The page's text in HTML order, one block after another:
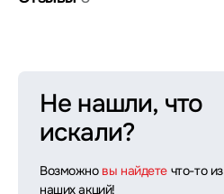
Не нашли, что
искали?
Возможно вы найдете что-то из
наших акций!